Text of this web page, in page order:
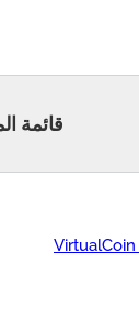
قائمة
VirtualCoin